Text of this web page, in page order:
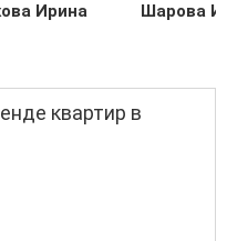
Ирина Шарова
квартир в